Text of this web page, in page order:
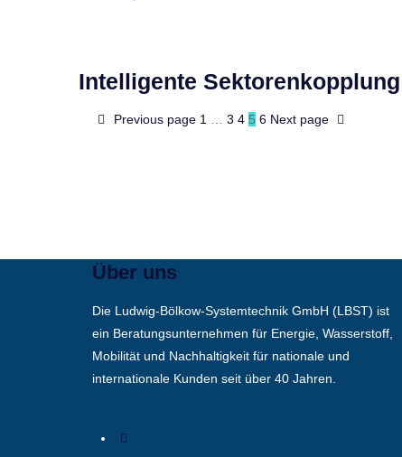
Intelligente Sektorenkopplung
Previous page 1 3 4 5 6 Next page
Über uns
Die Ludwig-Bölkow-Systemtechnik GmbH (LBST) ist
ein Beratungsunternehmen für Energie, Wasserstoff,
Mobilität und Nachhaltigkeit für nationale und
internationale Kunden seit über 40 Jahren.